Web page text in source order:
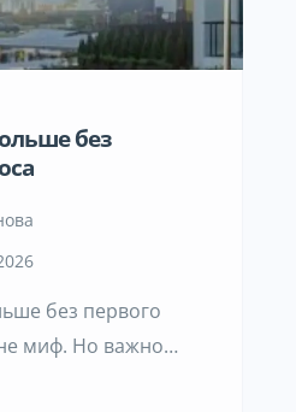
без
без первого
миф. Но важно